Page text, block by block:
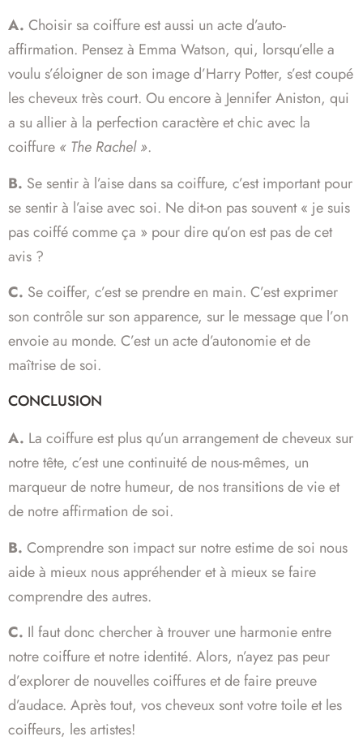
A. Choisir sa coiffure est aussi un acte d’auto-
affirmation. Pensez à Emma Watson, qui, lorsqu’elle a
voulu s’éloigner de son image d’Harry Potter, s’est coupé
les cheveux très court. Ou encore à Jennifer Aniston, qui
a su allier à la perfection caractère et chic avec la
coiffure « The Rachel ».
B. Se sentir à l’aise dans sa coiffure, c’est important pour
se sentir à l’aise avec soi. Ne dit-on pas souvent « je suis
pas coiffé comme ça » pour dire qu’on est pas de cet
avis ?
C. Se coiffer, c’est se prendre en main. C’est exprimer
son contrôle sur son apparence, sur le message que l’on
envoie au monde. C’est un acte d’autonomie et de
maîtrise de soi.
CONCLUSION
A. La coiffure est plus qu’un arrangement de cheveux sur
notre tête, c’est une continuité de nous-mêmes, un
marqueur de notre humeur, de nos transitions de vie et
de notre affirmation de soi.
B. Comprendre son impact sur notre estime de soi nous
aide à mieux nous appréhender et à mieux se faire
comprendre des autres.
C. Il faut donc chercher à trouver une harmonie entre
notre coiffure et notre identité. Alors, n’ayez pas peur
d’explorer de nouvelles coiffures et de faire preuve
d’audace. Après tout, vos cheveux sont votre toile et les
coiffeurs, les artistes!